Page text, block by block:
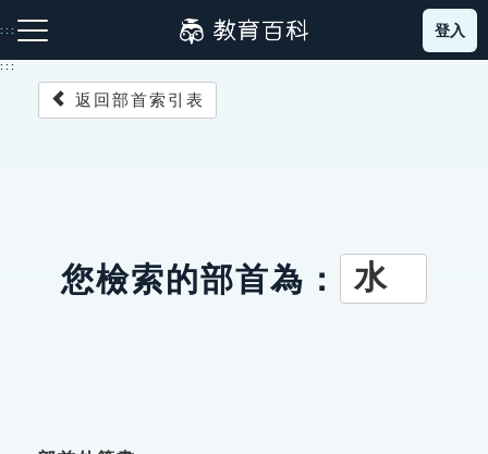
到
主
:::
成語故事
登入
:::
返回部首索引表
您檢索的部首為： 水